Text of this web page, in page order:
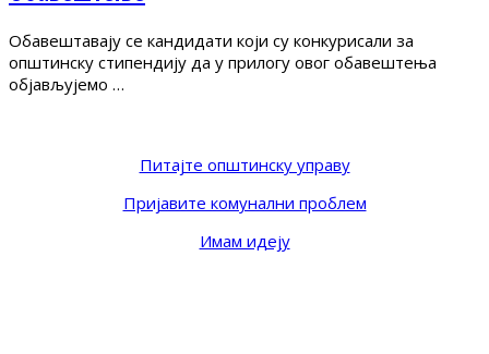
Обавештавају се кандидати који су конкурисали за
општинску стипендију да у прилогу овог обавештења
објављујемо …
Питајте општинску управу
Пријавите комунални проблем
Имам идеју